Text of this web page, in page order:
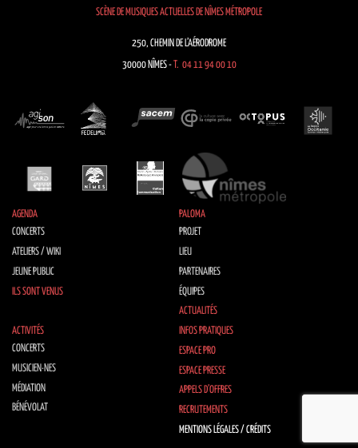
SCÈNE DE MUSIQUES ACTUELLES DE NÎMES MÉTROPOLE
250, CHEMIN DE L’AÉRODROME
30000 NÎMES - T. 04 11 94 00 10
AGENDA
CONCERTS
ATELIERS / WIKI
JEUNE PUBLIC
ILS SONT VENUS
PALOMA
PROJET
LIEU
PARTENAIRES
ÉQUIPES
ACTUALITÉS
ACTIVITÉS
CONCERTS
MUSICIEN·NES
MÉDIATION
BÉNÉVOLAT
INFOS PRATIQUES
ESPACE PRO
ESPACE PRESSE
APPELS D’OFFRES
RECRUTEMENTS
MENTIONS LÉGALES / CRÉDITS